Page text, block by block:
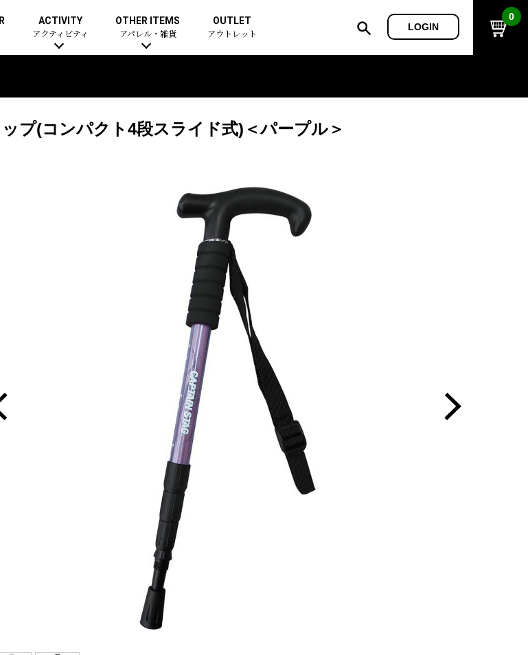
ACTIVITY
アクティビティ
OTHER ITEMS
アパレル・雑貨
OUTLET
アウトレット
LOGIN
0
プ(コンパクト4段スライド式)＜パープル＞